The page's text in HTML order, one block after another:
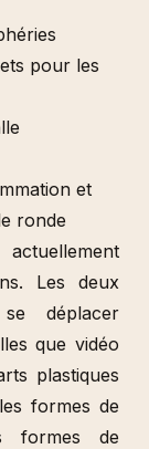
pour les
et
ronde
Les deux
déplacer
que vidéo
plastiques
formes de
formes de